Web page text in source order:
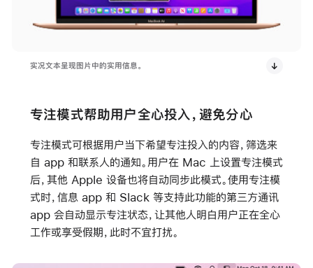
实况文本呈现图片中的实用信息。
专注模式帮助用户全心投入，避免分心
专注模式可根据用户当下希望专注投入的内容，筛选来
自 app 和联系人的通知。用户在 Mac 上设置专注模式
后，其他 Apple 设备也将自动同步此模式。使用专注模
式时，信息 app 和 Slack 等支持此功能的第三方通讯
app 会自动显示专注状态，让其他人明白用户正在全心
工作或享受假期，此时不宜打扰。